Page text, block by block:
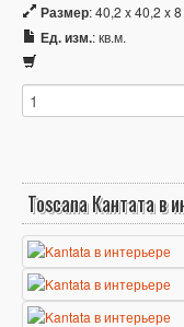
Размер: 40,2 x 40,2 x
Ед. изм.: кв.м.
Toscana Кантата в